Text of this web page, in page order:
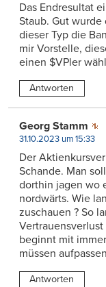
Das Endresultat
Staub. Gut
dieser Typ die
mir Vorstelle,
einen $VPler
Antworten
Georg Stamm
31.10.2023 um 15:33
Der
Schande. Man
dorthin jagen wo
nordwärts. Wie
zuschauen ? So
beginnt mit
müssen
Antworten